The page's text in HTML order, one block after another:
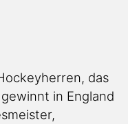
das
in England